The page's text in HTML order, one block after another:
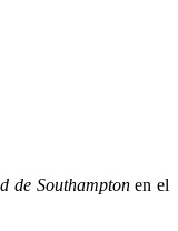
de Southamptonen el